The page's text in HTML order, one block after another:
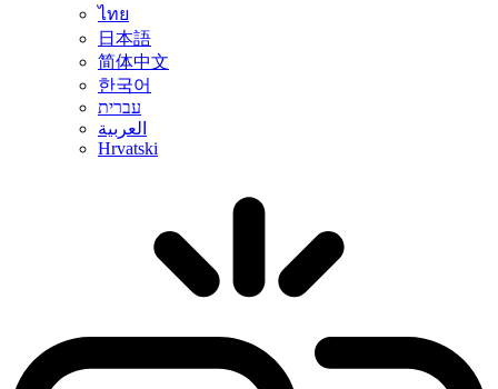
ไทย
日本語
简体中文
한국어
עברית
العربية
Hrvatski